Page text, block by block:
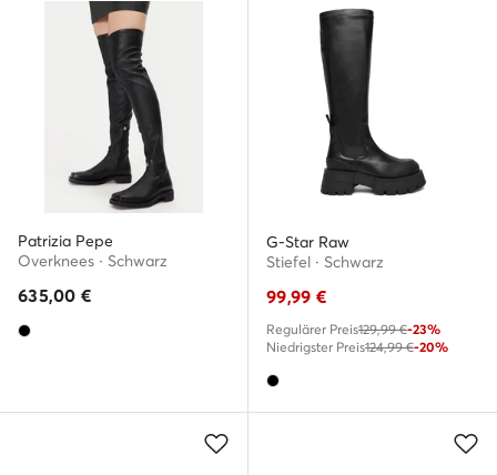
Patrizia Pepe
Overknees · Schwarz
635,00 €
G-Star Raw
Stiefel · Schwarz
99,99 €
Regulärer Preis129,99 €-23%
Niedrigster Preis124,99 €-20%